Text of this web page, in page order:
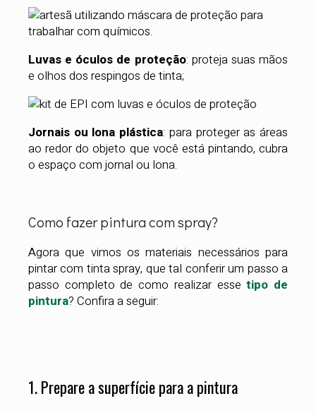
Luvas e óculos de proteção: proteja suas mãos
e olhos dos respingos de tinta;
Jornais ou lona plástica: para proteger as áreas
ao redor do objeto que você está pintando, cubra
o espaço com jornal ou lona.
Como fazer pintura com spray?
Agora que vimos os materiais necessários para
pintar com tinta spray, que tal conferir um passo a
passo completo de como realizar essetipo de
pintura? Confira a seguir:
1. Prepare a superfície para a pintura